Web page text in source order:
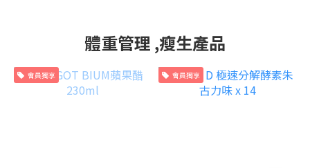
體重管理 ,瘦生產品
會員獨享 會員獨享